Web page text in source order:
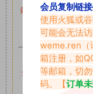
站内资源为网友个
可,禁止用于任
如果遇到付费
全站付费素材可提
会员复制链
使用火狐或
可能会无法
weme.ren
箱注册，如
等邮箱，切
码。【订单